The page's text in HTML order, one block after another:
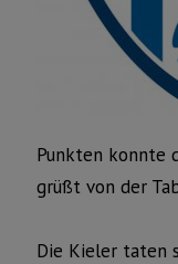
Punkten konnte
grüßt von der
Die Kieler taten